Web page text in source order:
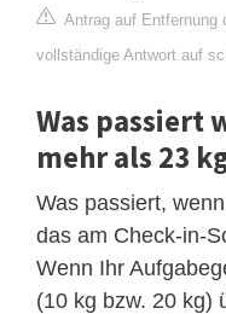
Antrag auf Entfernung
vollständige Antwort auf
Was passiert
mehr als 23
Was passiert,
das am Check-in-
Wenn Ihr
(10 kg bzw. 20 kg)